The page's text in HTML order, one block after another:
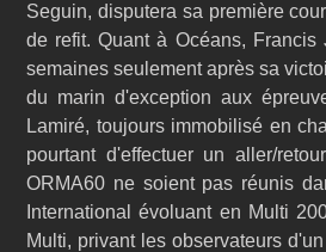
Seguin, disputera sa première
de refit. Quant à Océans,
semaines seulement après sa
du marin d'exception aux
Lamiré, toujours immobilisé en
pourtant d'effectuer un aller/
ORMA60 ne soient pas réunis
International évoluant en Multi
Multi, privant les observateurs